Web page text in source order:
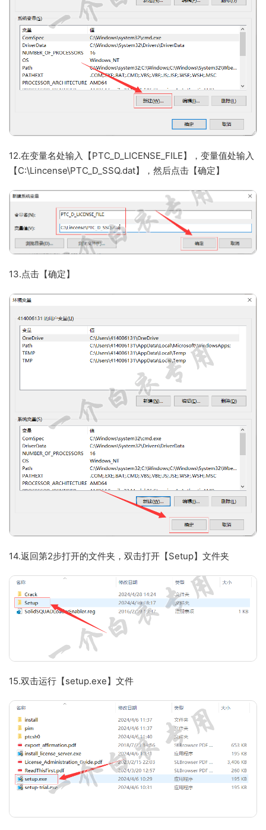
12.在变量名处输入【PTC_D_LICENSE_FILE】，变量值处输入
【C:\Lincense\PTC_D_SSQ.dat】，然后点击【确定】
13.点击【确定】
14.返回第2步打开的文件夹，双击打开【Setup】文件夹
15.双击运行【setup.exe】文件